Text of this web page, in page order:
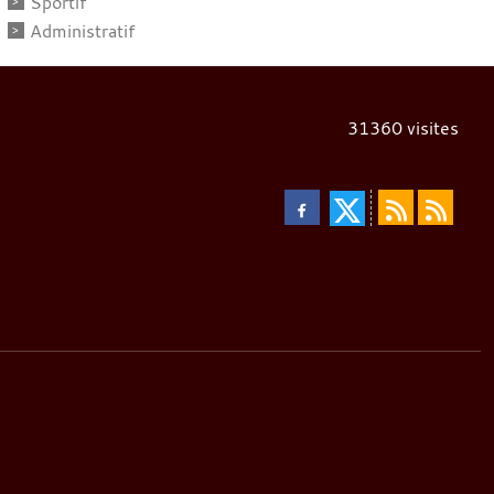
Administratif
31360visites